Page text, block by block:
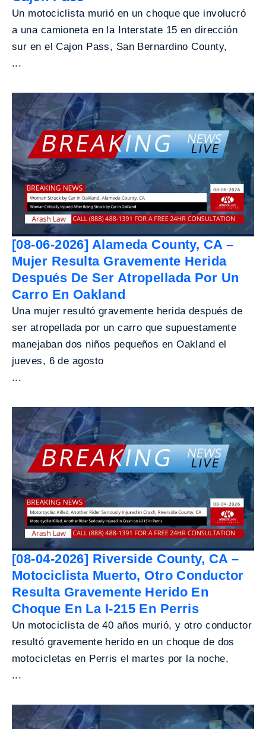
Un motociclista murió en un choque que involucró
a una camioneta en la Interstate 15 en dirección
sur en el Cajon Pass, San Bernardino County,
...
[08-06-2026] Alameda County, CA –
Mujer Resulta Gravemente Herida
Después De Ser Atropellada Por Un
Carro En Oakland
Una mujer resultó gravemente herida después de
ser atropellada por un carro que supuestamente
manejaban dos niños pequeños en Oakland el
jueves, 6 de agosto
...
[08-04-2026] Riverside County, CA –
Motociclista Muerto, Otro Conductor
Resulta Gravemente Herido En
Choque En La I-215 En Perris
Un motociclista de 40 años murió, y otro conductor
resultó gravemente herido en un choque de dos
motocicletas en Perris el martes por la noche,
...